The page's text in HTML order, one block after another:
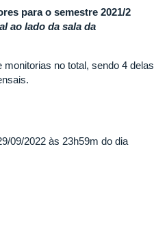
para o semestre 2021/2
ao lado da sala da
no total, sendo 4 delas
09/2022 às 23h59m do dia